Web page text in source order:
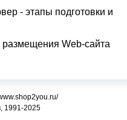
- этапы подготовки и
Web-сайта
1991-2025